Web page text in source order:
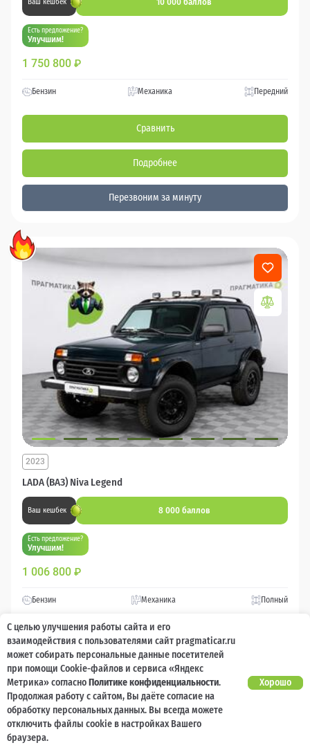
Ваш кешбек
Есть предложение?
Улучшим!
1 750 800 ₽
Бензин Механика Передний
Сравнить
Подробнее
Перезвоним за минуту
LADA (ВАЗ) Niva Legend
2023
Ваш кешбек 8 000 баллов
Есть предложение?
Улучшим!
1 006 800 ₽
Бензин Механика Полный
Сравнить
Подробнее
Перезвоним за минуту
С целью улучшения работы сайта и его
взаимодействия с пользователями сайт pragmaticar.ru
может собирать персональные данные посетителей
при помощи Cookie-файлов и сервиса «Яндекс
Метрика» согласноПолитике конфиденциальности.
Продолжая работу с сайтом, Вы даёте согласие на
обработку персональных данных. Вы всегда можете
отключить файлы cookie в настройках Вашего
браузера.
Хорошо